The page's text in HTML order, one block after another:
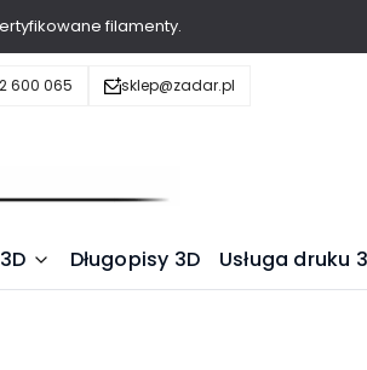
filamenty.
600 065 sklep@zadar.pl
Długopisy 3D Usługa druku